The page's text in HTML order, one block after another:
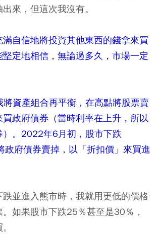
來，但這次我沒有。
自信地將投資其他東西的錢拿來買
定地相信，無論過多久，市場一定
資產組合再平衡，在高點將股票賣
政府債券（當時利率在上升，所以
）。2022年6月初，股市下跌
政府債券賣掉，以「折扣價」來買進
並進入熊市時，我就用更低的價格
如果股市下跌25％甚至是30％，